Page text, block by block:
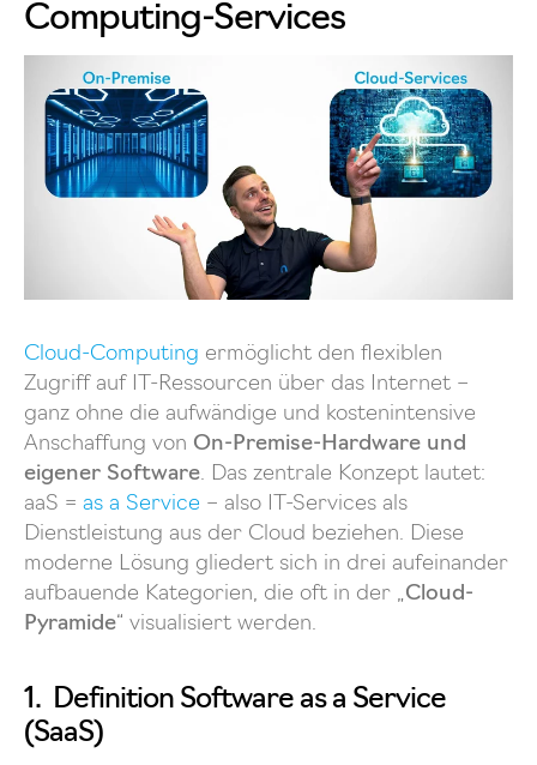
Computing-Services
Cloud-Computing ermöglicht den flexiblen
Zugriff auf IT-Ressourcen über das Internet –
ganz ohne die aufwändige und kostenintensive
Anschaffung von On-Premise-Hardware und
eigener Software. Das zentrale Konzept lautet:
aaS = as a Service – also IT-Services als
Dienstleistung aus der Cloud beziehen. Diese
moderne Lösung gliedert sich in drei aufeinander
aufbauende Kategorien, die oft in der „Cloud-
Pyramide“ visualisiert werden.
1. Definition Software as a Service
(SaaS)